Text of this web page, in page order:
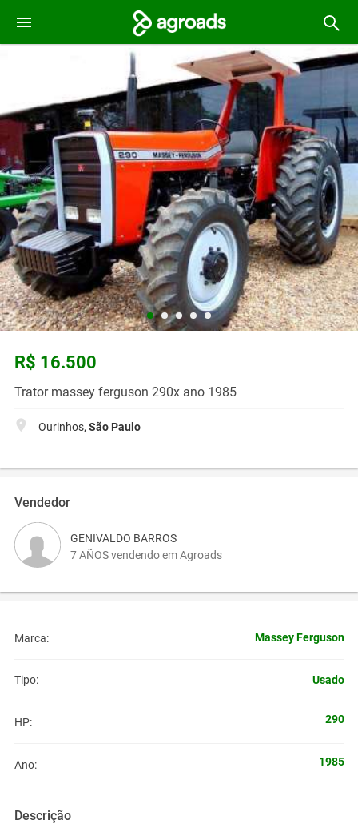
R$ 16.500
Trator massey ferguson 290x ano 1985
Ourinhos, São Paulo
Vendedor
GENIVALDO BARROS
7 AÑOS vendendo em Agroads
Marca: Massey Ferguson
Tipo: Usado
HP: 290
Ano: 1985
Descrição